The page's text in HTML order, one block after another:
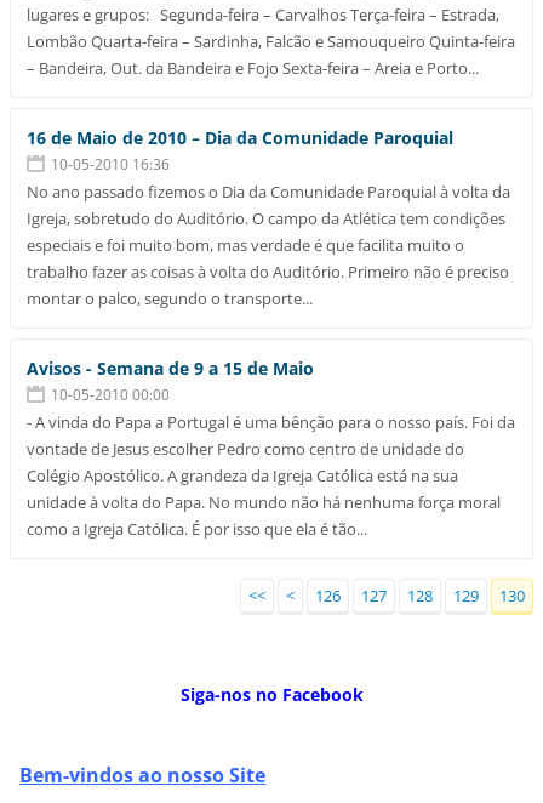
lugares e grupos: Segunda-feira – Carvalhos Terça-feira – Estrada,
Lombão Quarta-feira – Sardinha, Falcão e Samouqueiro Quinta-feira
– Bandeira, Out. da Bandeira e Fojo Sexta-feira – Areia e Porto...
16 de Maio de 2010 – Dia da Comunidade Paroquial
10-05-2010 16:36
No ano passado fizemos o Dia da Comunidade Paroquial à volta da
Igreja, sobretudo do Auditório. O campo da Atlética tem condições
especiais e foi muito bom, mas verdade é que facilita muito o
trabalho fazer as coisas à volta do Auditório. Primeiro não é preciso
montar o palco, segundo o transporte...
Avisos - Semana de 9 a 15 de Maio
10-05-2010 00:00
- A vinda do Papa a Portugal é uma bênção para o nosso país. Foi da
vontade de Jesus escolher Pedro como centro de unidade do
Colégio Apostólico. A grandeza da Igreja Católica está na sua
unidade à volta do Papa. No mundo não há nenhuma força moral
como a Igreja Católica. É por isso que ela é tão...
<< < 126 127 128 129 130
Siga-nos no Facebook
Bem-vindos ao nosso Site